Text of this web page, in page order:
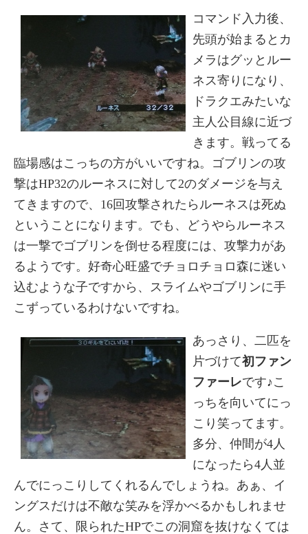
コマンド入力後、
先頭が始まるとカ
メラはグッとルー
ネス寄りになり、
ドラクエみたいな
主人公目線に近づ
きます。戦ってる
臨場感はこっちの方がいいですね。ゴブリンの攻
撃はHP32のルーネスに対して2のダメージを与え
てきますので、16回攻撃されたらルーネスは死ぬ
ということになります。でも、どうやらルーネス
は一撃でゴブリンを倒せる程度には、攻撃力があ
るようです。好奇心旺盛でチョロチョロ森に迷い
込むような子ですから、スライムやゴブリンに手
こずっているわけないですね。
あっさり、二匹を
片づけて初ファン
ファーレです♪こ
っちを向いてにっ
こり笑ってます。
多分、仲間が4人
になったら4人並
んでにっこりしてくれるんでしょうね。あぁ、イ
ングスだけは不敵な笑みを浮かべるかもしれませ
ん。さて、限られたHPでこの洞窟を抜けなくては